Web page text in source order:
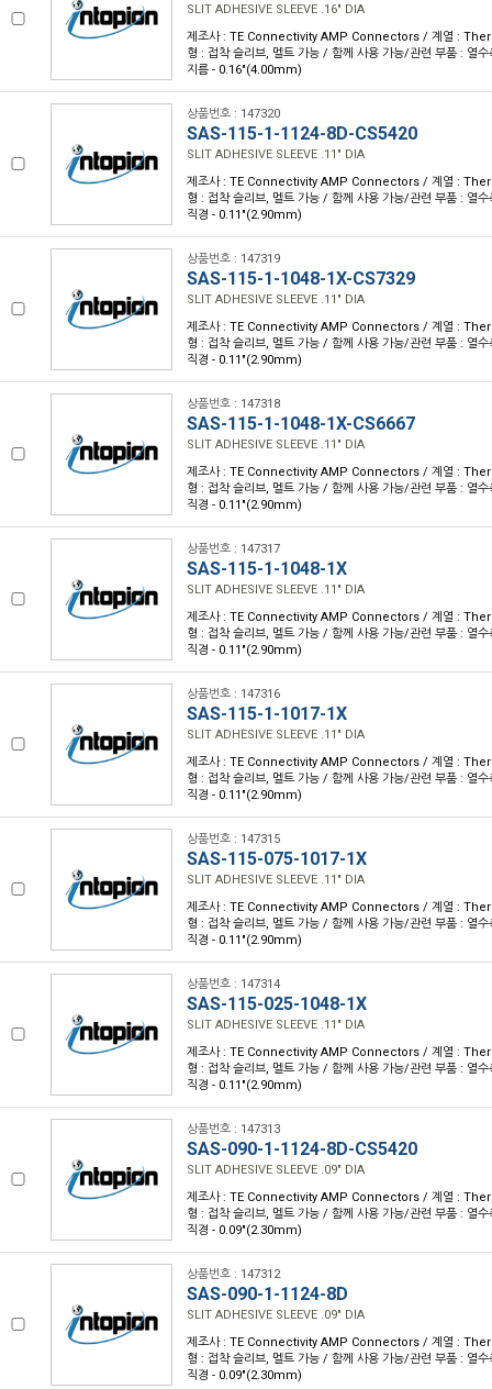
SLIT ADHESIVE SLEEVE .16" DIA
제조사 : TE Connectivity AMP Connectors / 계열 :
형 : 접착 슬리브, 멜트 가능 / 함께 사용 가능/관련 부품 : 열
지름 - 0.16"(4.00mm)
상품번호 : 147320
SAS-115-1-1124-8D-CS5420
SLIT ADHESIVE SLEEVE .11" DIA
제조사 : TE Connectivity AMP Connectors / 계열 :
형 : 접착 슬리브, 멜트 가능 / 함께 사용 가능/관련 부품 : 열
직경 - 0.11"(2.90mm)
상품번호 : 147319
SAS-115-1-1048-1X-CS7329
SLIT ADHESIVE SLEEVE .11" DIA
제조사 : TE Connectivity AMP Connectors / 계열 :
형 : 접착 슬리브, 멜트 가능 / 함께 사용 가능/관련 부품 : 열
직경 - 0.11"(2.90mm)
상품번호 : 147318
SAS-115-1-1048-1X-CS6667
SLIT ADHESIVE SLEEVE .11" DIA
제조사 : TE Connectivity AMP Connectors / 계열 :
형 : 접착 슬리브, 멜트 가능 / 함께 사용 가능/관련 부품 : 열
직경 - 0.11"(2.90mm)
상품번호 : 147317
SAS-115-1-1048-1X
SLIT ADHESIVE SLEEVE .11" DIA
제조사 : TE Connectivity AMP Connectors / 계열 :
형 : 접착 슬리브, 멜트 가능 / 함께 사용 가능/관련 부품 : 열
직경 - 0.11"(2.90mm)
상품번호 : 147316
SAS-115-1-1017-1X
SLIT ADHESIVE SLEEVE .11" DIA
제조사 : TE Connectivity AMP Connectors / 계열 :
형 : 접착 슬리브, 멜트 가능 / 함께 사용 가능/관련 부품 : 열
직경 - 0.11"(2.90mm)
상품번호 : 147315
SAS-115-075-1017-1X
SLIT ADHESIVE SLEEVE .11" DIA
제조사 : TE Connectivity AMP Connectors / 계열 :
형 : 접착 슬리브, 멜트 가능 / 함께 사용 가능/관련 부품 : 열
직경 - 0.11"(2.90mm)
상품번호 : 147314
SAS-115-025-1048-1X
SLIT ADHESIVE SLEEVE .11" DIA
제조사 : TE Connectivity AMP Connectors / 계열 :
형 : 접착 슬리브, 멜트 가능 / 함께 사용 가능/관련 부품 : 열
직경 - 0.11"(2.90mm)
상품번호 : 147313
SAS-090-1-1124-8D-CS5420
SLIT ADHESIVE SLEEVE .09" DIA
제조사 : TE Connectivity AMP Connectors / 계열 :
형 : 접착 슬리브, 멜트 가능 / 함께 사용 가능/관련 부품 : 열
직경 - 0.09"(2.30mm)
상품번호 : 147312
SAS-090-1-1124-8D
SLIT ADHESIVE SLEEVE .09" DIA
제조사 : TE Connectivity AMP Connectors / 계열 :
형 : 접착 슬리브, 멜트 가능 / 함께 사용 가능/관련 부품 : 열
직경 - 0.09"(2.30mm)